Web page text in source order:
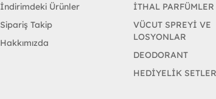
İndirimdeki Ürünler
Sipariş Takip
Hakkımızda
İTHAL PARFÜMLER
VÜCUT SPREYİ VE
LOSYONLAR
DEODORANT
HEDİYELİK SETLER